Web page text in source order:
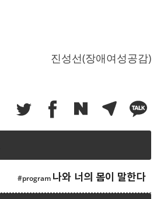
진성선(장애여성공감)
나와 너의 몸이 말한다